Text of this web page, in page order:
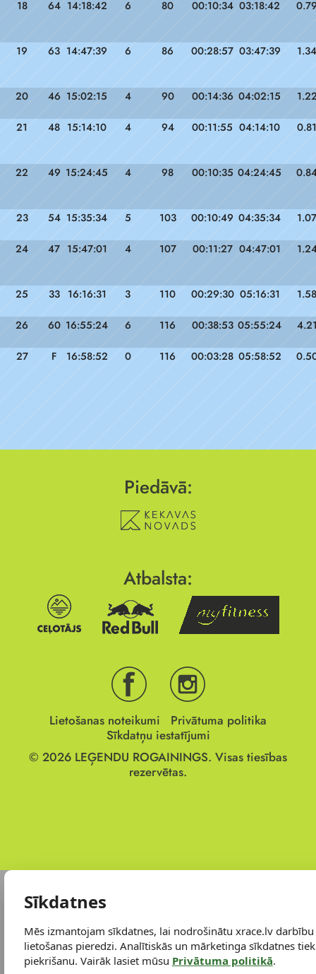
18 64 14:18:42 6 80 00:10:34 03:18:42
19 63 14:47:39 6 86 00:28:57 03:47:39 1.34
20 46 15:02:15 4 90 00:14:36 04:02:15
21 48 15:14:10 4 94 00:11:55 04:14:10 0.81
22 49 15:24:45 4 98 00:10:35 04:24:45
23 54 15:35:34 5 103 00:10:49 04:35:34 1.07
24 47 15:47:01 4 107 00:11:27 04:47:01
25 33 16:16:31 3 110 00:29:30 05:16:31 1.58
26 60 16:55:24 6 116 00:38:53 05:55:24
27 F 16:58:52 0 116 00:03:28 05:58:52
Piedāvā:
Atbalsta:
Lietošanas noteikumi
Privātuma politika
Sīkdatņu iestatījumi
© 2026 LEĢENDU ROGAININGS. Visas tiesības
rezervētas.
Sīkdatnes
Mēs izmantojam sīkdatnes, lai nodrošinātu xrace.lv
lietošanas pieredzi. Analītiskās un mārketinga sīkdatnes
piekrišanu. Vairāk lasiet mūsu Privātuma politikā.